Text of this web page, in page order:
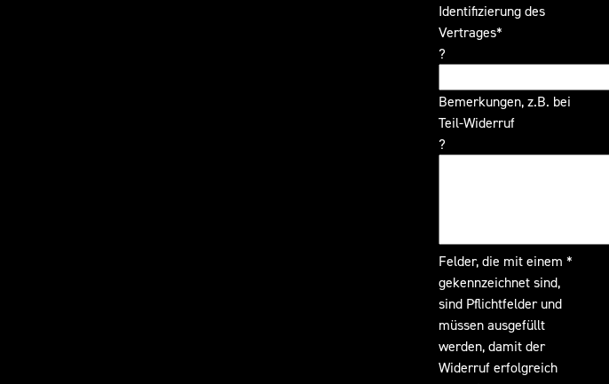
Identifizierung des
Vertrages*
?
Bemerkungen, z.B. bei
Teil-Widerruf
?
Felder, die mit einem *
gekennzeichnet sind,
sind Pflichtfelder und
müssen ausgefüllt
werden, damit der
Widerruf erfolgreich